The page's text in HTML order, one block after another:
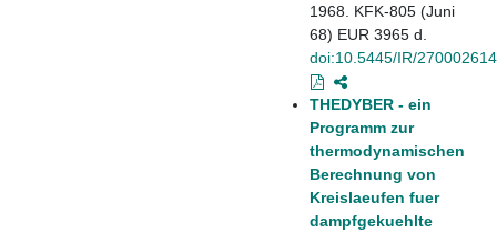
1968. KFK-805 (Juni
68) EUR 3965 d.
doi:10.5445/IR/270002614
THEDYBER - ein
Programm zur
thermodynamischen
Berechnung von
Kreislaeufen fuer
dampfgekuehlte